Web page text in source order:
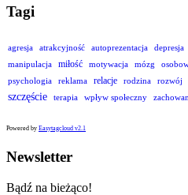
Tagi
agresja atrakcyjność autoprezentacja depresja
manipulacja
miłość motywacja mózg
psychologia
reklama relacje rodzina rozwój
szczęście terapia wpływ społeczny
Powered by Easytagcloud v2.1
Newsletter
Bądź na bieżąco!